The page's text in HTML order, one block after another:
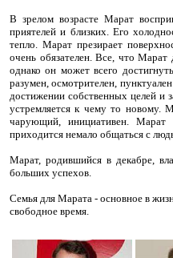
В зрелом возрасте Марат
приятелей и близких. Его
тепло. Марат презирает
очень обязателен. Все, что Марат
однако он может всего
разумен, осмотрителен,
достижении собственных целей и
устремляется к чему то новому.
чарующий, инициативен.
приходится немало общаться с
Марат, родившийся в декабре,
больших успехов.
Семья для Марата - основное в
свободное время.